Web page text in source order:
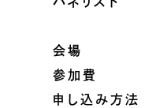
会場
参加費
申し込み方法